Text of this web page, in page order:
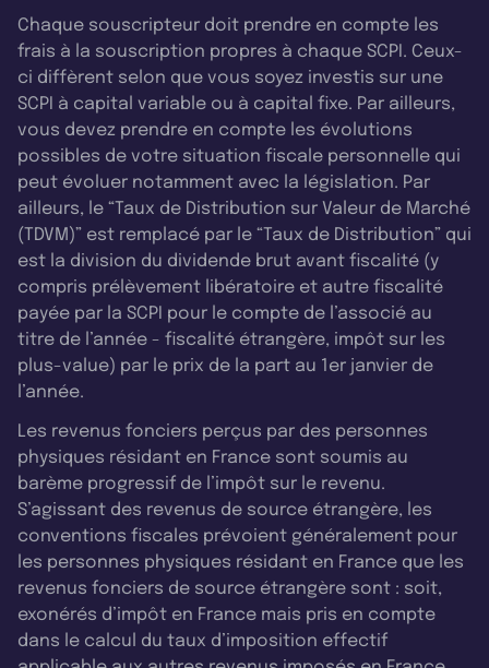
Chaque souscripteur doit prendre en compte les
frais à la souscription propres à chaque SCPI. Ceux-
ci diffèrent selon que vous soyez investis sur une
SCPI à capital variable ou à capital fixe. Par ailleurs,
vous devez prendre en compte les évolutions
possibles de votre situation fiscale personnelle qui
peut évoluer notamment avec la législation. Par
ailleurs, le “Taux de Distribution sur Valeur de Marché
(TDVM)” est remplacé par le “Taux de Distribution” qui
est la division du dividende brut avant fiscalité (y
compris prélèvement libératoire et autre fiscalité
payée par la SCPI pour le compte de l’associé au
titre de l’année - fiscalité étrangère, impôt sur les
plus-value) par le prix de la part au 1er janvier de
l’année.
Les revenus fonciers perçus par des personnes
physiques résidant en France sont soumis au
barème progressif de l’impôt sur le revenu.
S’agissant des revenus de source étrangère, les
conventions fiscales prévoient généralement pour
les personnes physiques résidant en France que les
revenus fonciers de source étrangère sont : soit,
exonérés d’impôt en France mais pris en compte
dans le calcul du taux d’imposition effectif